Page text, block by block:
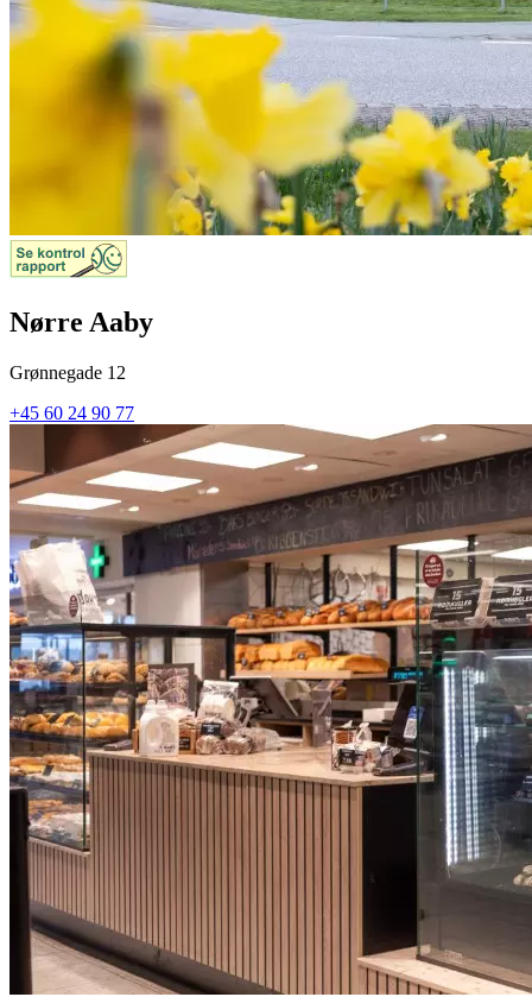
Nørre Aaby
Grønnegade 12
+45 60 24 90 77